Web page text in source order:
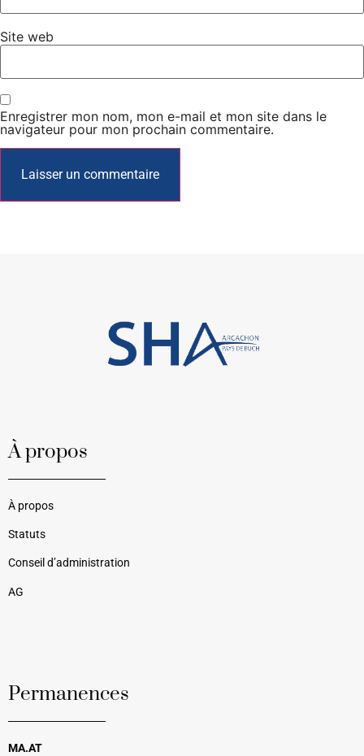
Site web
Enregistrer mon nom, mon e-mail et mon site dans le
navigateur pour mon prochain commentaire.
À propos
À propos
Statuts
Conseil d’administration
AG
Permanences
MA.AT